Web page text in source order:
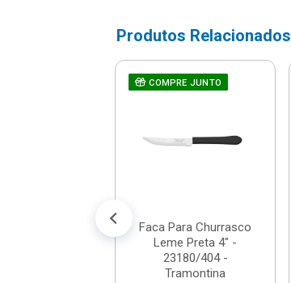
Produtos Relacionados
COMPRE JUNTO
Faca Para Churrasco
Leme Preta 4" -
23180/404 -
Tramontina